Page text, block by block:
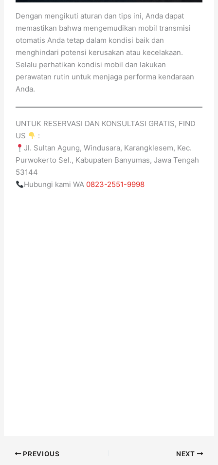
Dengan mengikuti aturan dan tips ini, Anda dapat
memastikan bahwa mengemudikan mobil transmisi
otomatis Anda tetap dalam kondisi baik dan
menghindari potensi kerusakan atau kecelakaan.
Selalu perhatikan kondisi mobil dan lakukan
perawatan rutin untuk menjaga performa kendaraan
Anda.
UNTUK RESERVASI DAN KONSULTASI GRATIS, FIND
US
:
Jl. Sultan Agung, Windusara, Karangklesem, Kec.
Purwokerto Sel., Kabupaten Banyumas, Jawa Tengah
53144
Hubungi kami WA 0823-2551-9998
PREVIOUS NEXT